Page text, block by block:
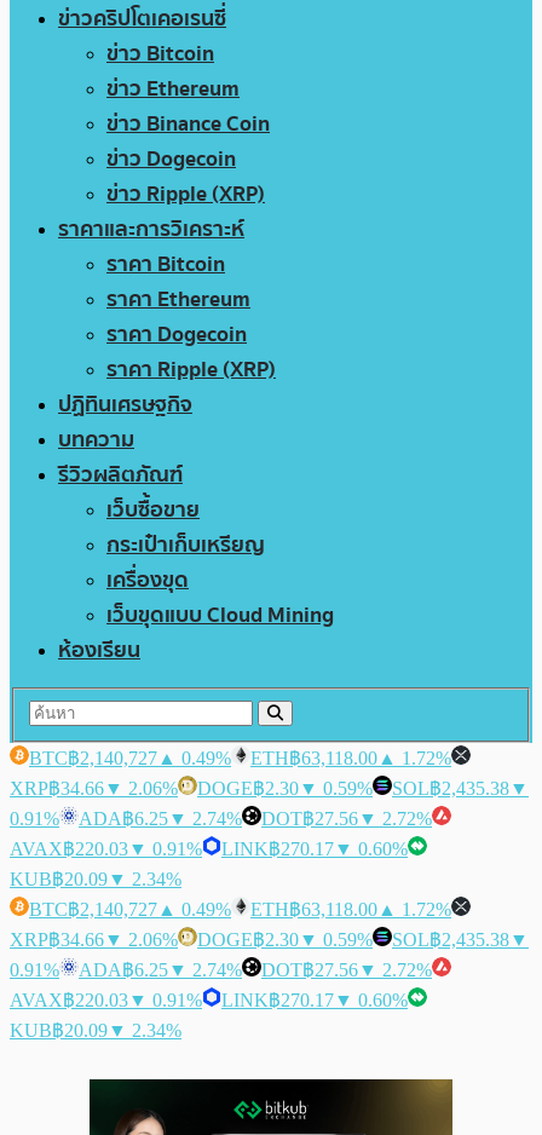
ข่าวคริปโตเคอเรนซี่
ข่าว Bitcoin
ข่าว Ethereum
ข่าว Binance Coin
ข่าว Dogecoin
ข่าว Ripple (XRP)
ราคาและการวิเคราะห์
ราคา Bitcoin
ราคา Ethereum
ราคา Dogecoin
ราคา Ripple (XRP)
ปฏิทินเศรษฐกิจ
บทความ
รีวิวผลิตภัณฑ์
เว็บซื้อขาย
กระเป๋าเก็บเหรียญ
เครื่องขุด
เว็บขุดแบบ Cloud Mining
ห้องเรียน
BTC฿2,140,727 ▲ 0.49% ETH฿63,118.00 ▲ 1.72%
XRP฿34.66▼ 2.06% DOGE฿2.30▼ 0.59% SOL฿2,435.38▼
0.91%
ADA฿6.25▼ 2.74% DOT฿27.56▼ 2.72%
AVAX฿220.03▼ 0.91% LINK฿270.17▼ 0.60%
KUB฿20.09▼ 2.34%
BTC฿2,140,727 ▲ 0.49% ETH฿63,118.00 ▲ 1.72%
XRP฿34.66▼ 2.06% DOGE฿2.30▼ 0.59% SOL฿2,435.38▼
0.91%
ADA฿6.25▼ 2.74% DOT฿27.56▼ 2.72%
AVAX฿220.03▼ 0.91% LINK฿270.17▼ 0.60%
KUB฿20.09▼ 2.34%